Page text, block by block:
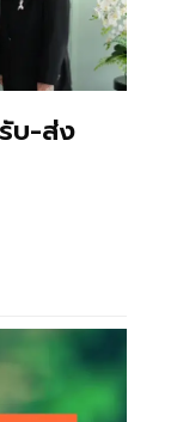
บ-ส่ง